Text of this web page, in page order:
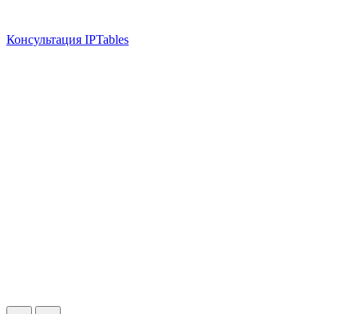
Консультация IPTables